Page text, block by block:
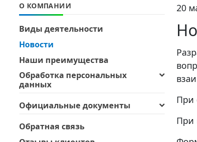
ОФИЦИАЛЬНЫЕ
ДОКУМЕНТЫ
ОБРАТНАЯ СВЯЗЬ
ОТЗЫВЫ КЛИЕНТОВ
ОБРАБОТКА
ОФИЦИАЛЬНЫЕ
ОБРАТНАЯ СВЯЗЬ
ОТЗЫВЫ
20
При
При
О КОМПАНИИ
Виды деятельности
Новости
Наши преимущества
Обработка персональных
данных
Официальные документы
Обратная связь